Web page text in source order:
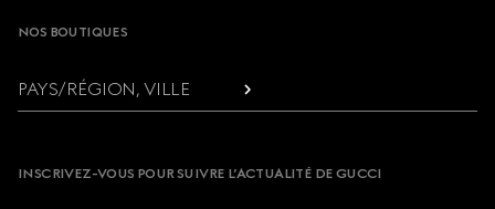
NOS BOUTIQUES
PAYS/RÉGION, VILLE
INSCRIVEZ-VOUS POUR SUIVRE L’ACTUALITÉ DE GUCCI